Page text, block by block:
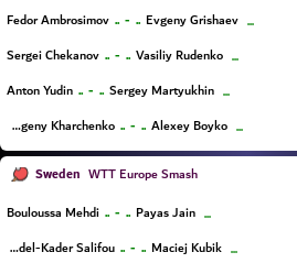
Fedor Ambrosimov .. - .. Evgeny Grishaev ...
Sergei Chekanov .. - .. Vasiliy Rudenko ...
Anton Yudin .. - .. Sergey Martyukhin ...
Evgeny Kharchenko .. - .. Alexey Boyko ...
Sweden WTT Europe Smash
Bouloussa Mehdi .. - .. Payas Jain ...
Abdel-Kader Salifou .. - .. Maciej Kubik ...